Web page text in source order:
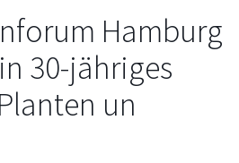
Hamburg
30-jähriges
un